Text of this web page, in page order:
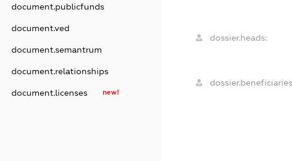
document.publicfunds
document.ved
document.semantrum
document.relationships
document.licenses new!
dossier.heads: